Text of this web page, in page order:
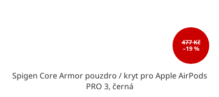
477 Kč
–19 %
Spigen Core Armor pouzdro / kryt pro Apple AirPods
PRO 3, černá